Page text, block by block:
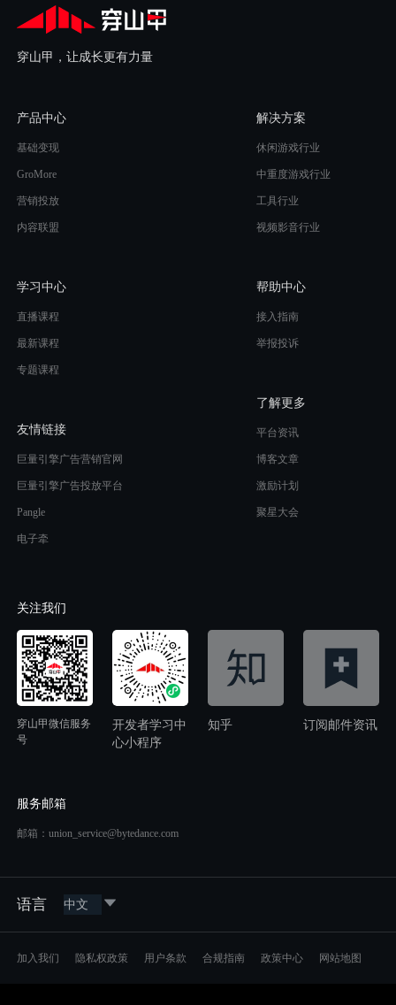
穿山甲，让成长更有力量
产品中心
基础变现
GroMore
营销投放
内容联盟
学习中心
直播课程
最新课程
专题课程
友情链接
巨量引擎广告营销官网
巨量引擎广告投放平台
Pangle
电子牵
解决方案
休闲游戏行业
中重度游戏行业
工具行业
视频影音行业
帮助中心
接入指南
举报投诉
了解更多
平台资讯
博客文章
激励计划
聚星大会
关注我们
穿山甲微信服务
号
开发者学习中
心小程序
知乎 订阅邮件资讯
服务邮箱
邮箱：union_service@bytedance.com
语言
加入我们 隐私权政策 用户条款 合规指南 政策中心 网站地图